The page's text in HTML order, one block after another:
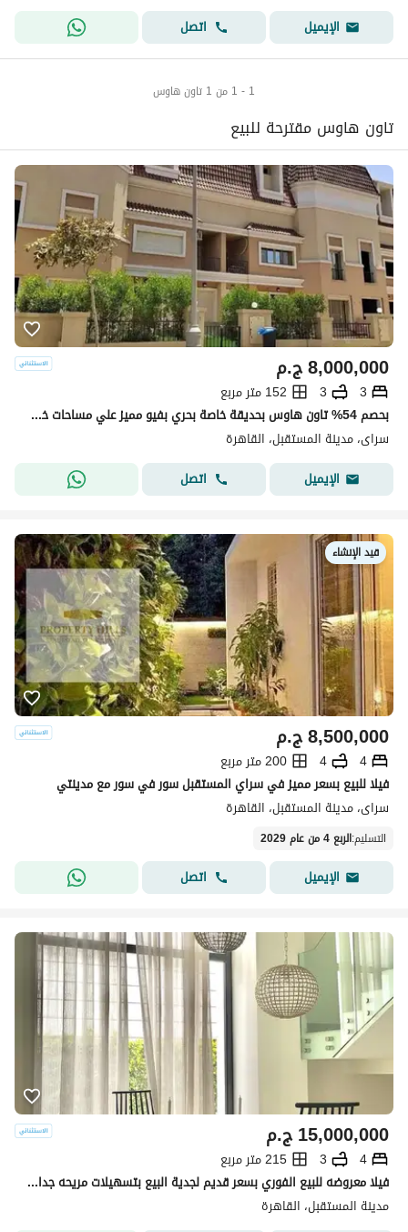
الإيميل
اتصل
1 - 1 من 1 تاون هاوس
تاون هاوس مقترحة للبيع
ج.م8,000,000
3
3
152 متر مربع
بحصم 54% تاون هاوس بحديقة خاصة بحري بفيو مميز علي مساحات خضراء دايركت علي طريق السويس في كمبوند سراي امام مدينتي
سراى، مدينة المستقبل، القاهرة
الإيميل
اتصل
قيد الإنشاء
ج.م8,500,000
4
4
200 متر مربع
فيلا للبيع بسعر مميز في سراي المستقبل سور في سور مع مدينتي
سراى، مدينة المستقبل، القاهرة
التسليم:الربع 4 من عام 2029
الإيميل اتصل
ج.م15,000,000
4
3
215 متر مربع
فيلا معروضه للبيع الفوري بسعر قديم لجدية البيع بتسهيلات مريحه جدا في السداد امام مدينتي المستقبل سيتي
مدينة المستقبل، القاهرة